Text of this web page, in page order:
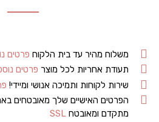
משלוח מהיר עד בית הלקוח פרטים
תעודת אחריות לכל מוצר פרטים
שירות לקוחות ותמיכה אנושי ומיידי!
הפרטים האישיים שלך מאובטחים
מתקדם ומאובטחSSL